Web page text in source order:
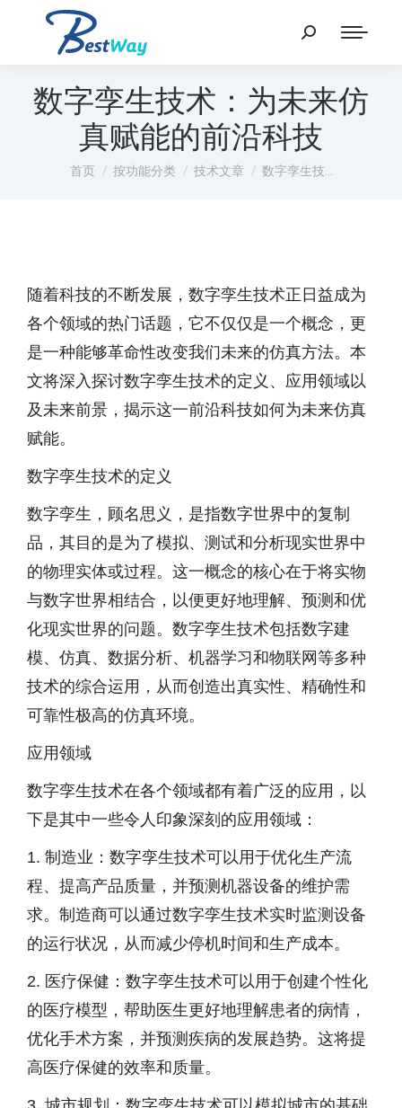
数字孪生技术：为未来仿
真赋能的前沿科技
您在这里：
首页 按功能分类 技术文章 数字孪生技…
随着科技的不断发展，数字孪生技术正日益成为
各个领域的热门话题，它不仅仅是一个概念，更
是一种能够革命性改变我们未来的仿真方法。本
文将深入探讨数字孪生技术的定义、应用领域以
及未来前景，揭示这一前沿科技如何为未来仿真
赋能。
数字孪生技术的定义
数字孪生，顾名思义，是指数字世界中的复制
品，其目的是为了模拟、测试和分析现实世界中
的物理实体或过程。这一概念的核心在于将实物
与数字世界相结合，以便更好地理解、预测和优
化现实世界的问题。数字孪生技术包括数字建
模、仿真、数据分析、机器学习和物联网等多种
技术的综合运用，从而创造出真实性、精确性和
可靠性极高的仿真环境。
应用领域
数字孪生技术在各个领域都有着广泛的应用，以
下是其中一些令人印象深刻的应用领域：
1. 制造业：数字孪生技术可以用于优化生产流
程、提高产品质量，并预测机器设备的维护需
求。制造商可以通过数字孪生技术实时监测设备
的运行状况，从而减少停机时间和生产成本。
2. 医疗保健：数字孪生技术可以用于创建个性化
的医疗模型，帮助医生更好地理解患者的病情，
优化手术方案，并预测疾病的发展趋势。这将提
高医疗保健的效率和质量。